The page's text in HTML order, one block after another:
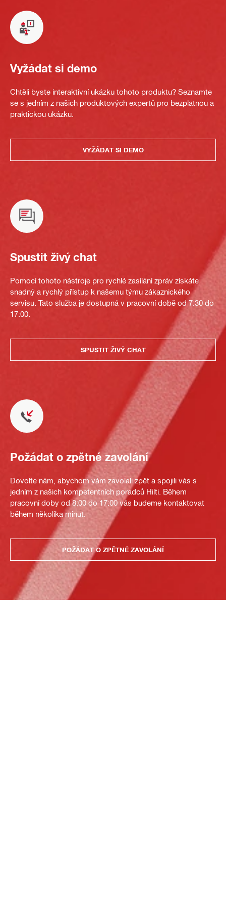
Vyžádat si demo
Chtěli byste interaktivní ukázku tohoto produktu? Seznamte
se s jedním z našich produktových expertů pro bezplatnou a
praktickou ukázku.
VYŽÁDAT SI DEMO
Spustit živý chat
Pomocí tohoto nástroje pro rychlé zasílání zpráv získáte
snadný a rychlý přístup k našemu týmu zákaznického
servisu. Tato služba je dostupná v pracovní době od 7:30 do
17:00.
SPUSTIT ŽIVÝ CHAT
Požádat o zpětné zavolání
Dovolte nám, abychom vám zavolali zpět a spojili vás s
jedním z našich kompetentních poradců Hilti. Během
pracovní doby od 8:00 do 17:00 vás budeme kontaktovat
během několika minut.
POŽÁDAT O ZPĚTNÉ ZAVOLÁNÍ